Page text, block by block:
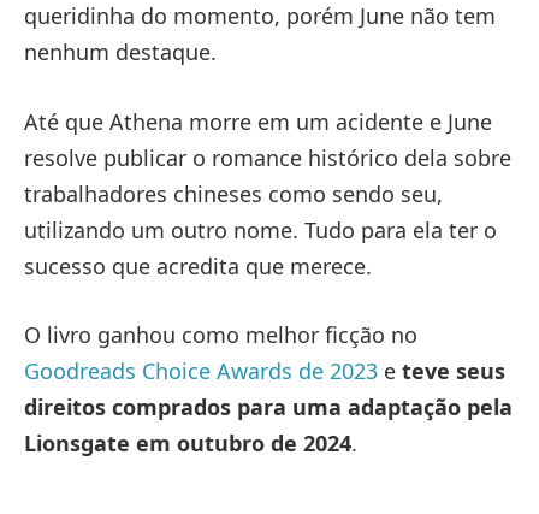
queridinha do momento, porém June não tem
nenhum destaque.
Até que Athena morre em um acidente e June
resolve publicar o romance histórico dela sobre
trabalhadores chineses como sendo seu,
utilizando um outro nome. Tudo para ela ter o
sucesso que acredita que merece.
O livro ganhou como melhor ficção no
Goodreads Choice Awards de 2023 e teve seus
direitos comprados para uma adaptação pela
Lionsgate em outubro de 2024.